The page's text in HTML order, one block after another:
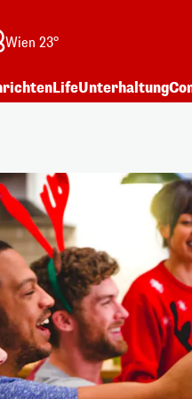
Wien 23°
LifeUnterhaltung